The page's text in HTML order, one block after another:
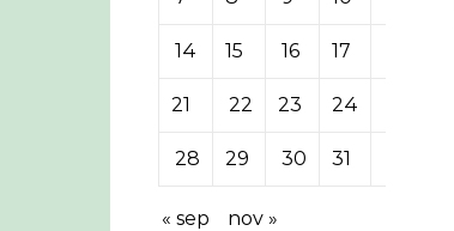
14 15 16 17
21 22 23 24
28 29 30 31
« sep nov »